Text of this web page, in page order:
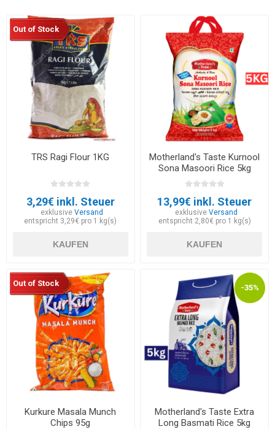
Out of Stock
TRS Ragi Flour 1KG
3,29€ inkl. Steuer
exklusiveVersand
entspricht 3,29€ pro 1 kg(s)
KAUFEN
Motherland's Taste Kurnool
Sona Masoori Rice 5kg
13,99€ inkl. Steuer
exklusive Versand
entspricht 2,80€ pro 1 kg(s)
KAUFEN
Out of Stock
Kurkure Masala Munch
Chips 95g
-35%
Motherland's Taste Extra
Long Basmati Rice 5kg